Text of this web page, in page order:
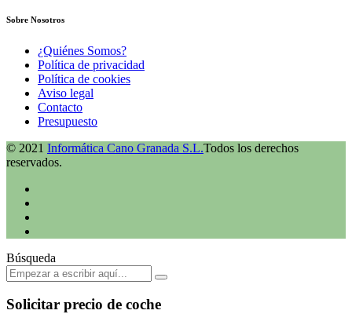
Sobre Nosotros
¿Quiénes Somos?
Política de privacidad
Política de cookies
Aviso legal
Contacto
Presupuesto
© 2021 Informática Cano Granada S.L.Todos los derechos
reservados.
Búsqueda
Solicitar precio de coche